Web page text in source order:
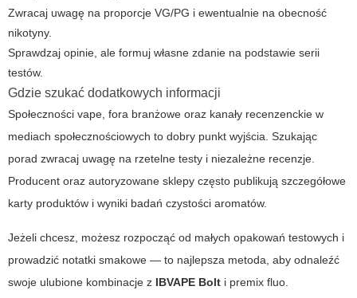
Zwracaj uwagę na proporcje VG/PG i ewentualnie na obecność
nikotyny.
Sprawdzaj opinie, ale formuj własne zdanie na podstawie serii
testów.
Gdzie szukać dodatkowych informacji
Społeczności vape, fora branżowe oraz kanały recenzenckie w
mediach społecznościowych to dobry punkt wyjścia. Szukając
porad zwracaj uwagę na rzetelne testy i niezależne recenzje.
Producent oraz autoryzowane sklepy często publikują szczegółowe
karty produktów i wyniki badań czystości aromatów.
Jeżeli chcesz, możesz rozpocząć od małych opakowań testowych i
prowadzić notatki smakowe — to najlepsza metoda, aby odnaleźć
swoje ulubione kombinacje z IBVAPE Bolt i premix fluo